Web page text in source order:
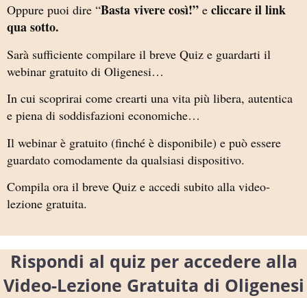
Oppure puoi dire “Basta vivere così!” e cliccare il link
qua sotto.
Sarà sufficiente compilare il breve Quiz e guardarti il
webinar gratuito di Oligenesi…
In cui scoprirai come crearti una vita più libera, autentica
e piena di soddisfazioni economiche…
Il webinar è gratuito (finché è disponibile) e può essere
guardato comodamente da qualsiasi dispositivo.
Compila ora il breve Quiz e accedi subito alla video-
lezione gratuita.
Rispondi al quiz per accedere alla
Video-Lezione Gratuita di Oligenesi